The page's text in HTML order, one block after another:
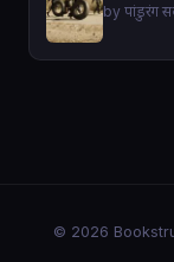
by पांडुरंग
© 2026